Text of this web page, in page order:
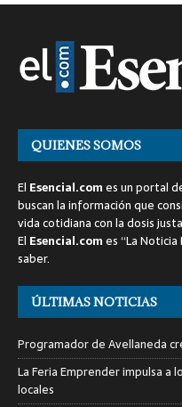
QUIENES SOMOS
El Esencial.comes un portal
buscan la información que
vida cotidiana con la dosis
El Esencial.comes “La
saber.
ÚLTIMAS NOTICIAS
Programador de Avellaneda
La Feria Emprender impulsa a
locales